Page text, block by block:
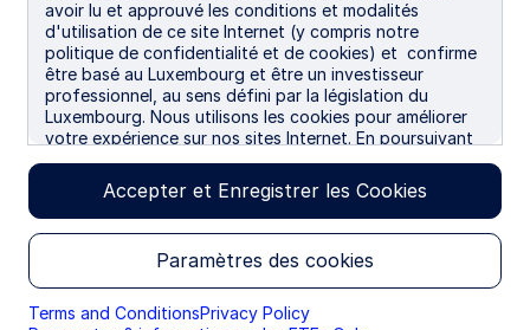
avoir lu et approuvé les conditions et modalités
d'utilisation de ce site Internet (y compris notre
politique de confidentialité et de cookies) et confirme
être basé au Luxembourg et être un investisseur
professionnel, au sens défini par la législation du
Luxembourg. Nous utilisons les cookies pour améliorer
votre expérience sur nos sites Internet. En poursuivant
votre navigation, vous donnez votre accord à
l'utilisation des cookies.
Accepter et Enregistrer les Cookies
Paramètres des cookies
Terms and ConditionsPrivacy Policy